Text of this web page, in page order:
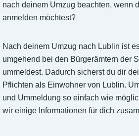
nach deinem Umzug beachten, wenn
anmelden möchtest?
Nach deinem Umzug nach Lublin ist
umgehend bei den Bürgerämtern der
ummeldest. Dadurch sicherst du dir
Pflichten als Einwohner von Lublin.
und Ummeldung so einfach wie
wir einige Informationen für dich